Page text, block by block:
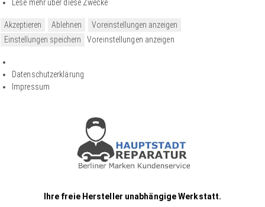
Lese mehr über diese Zwecke
Akzeptieren Ablehnen
Voreinstellungen anzeigen
Einstellungen speichern
Voreinstellungen anzeigen
Datenschutzerklärung
Impressum
Ihre freie Hersteller unabhängige Werkstatt.